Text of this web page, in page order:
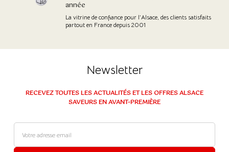
année
La vitrine de confiance pour l’Alsace, des clients satisfaits
partout en France depuis 2001
Newsletter
RECEVEZ TOUTES LES ACTUALITÉS ET LES OFFRES ALSACE
SAVEURS EN AVANT-PREMIÈRE